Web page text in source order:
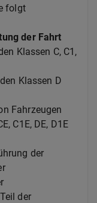
folgt
der Fahrt
Klassen C, C1,
Klassen D
Fahrzeugen
C1E, DE, D1E
der
der